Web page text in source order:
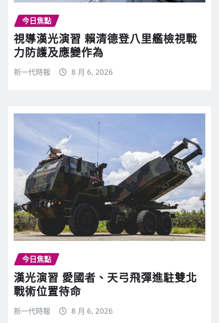
今日焦點
視導漢光演習 賴清德登八里艦檢視戰
力防護及應變作為
新一代時報 8 月 6, 2026
今日焦點
漢光演習 愛國者、天弓飛彈進駐雙北
戰術位置待命
新一代時報 8 月 6, 2026